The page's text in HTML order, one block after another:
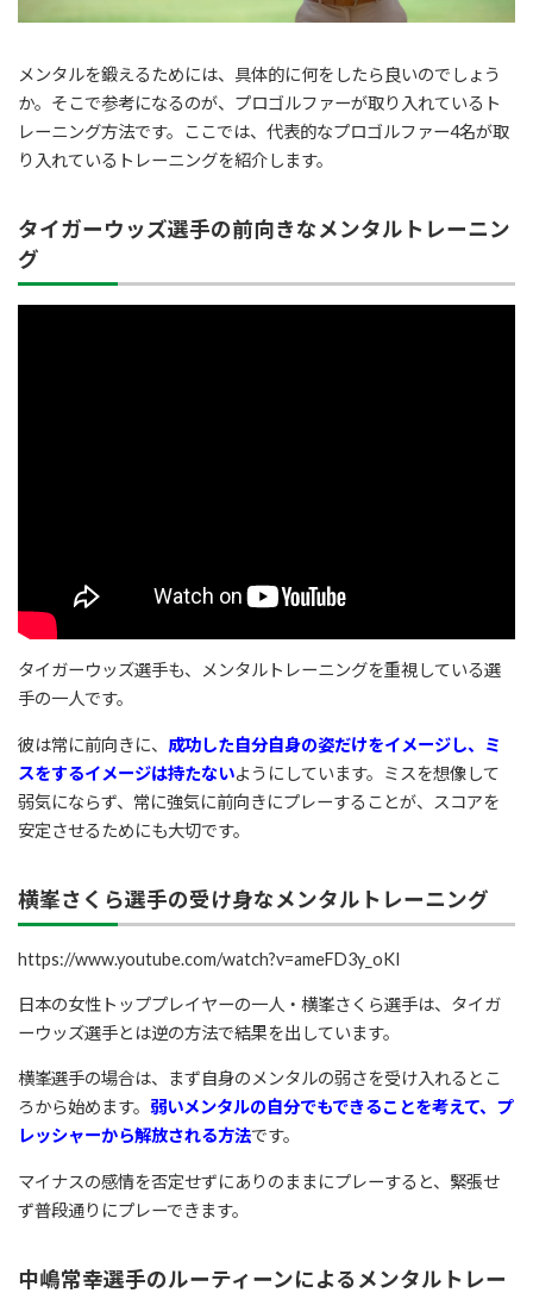
メンタルを鍛えるためには、具体的に何をしたら良いのでしょう
か。そこで参考になるのが、プロゴルファーが取り入れているト
レーニング方法です。ここでは、代表的なプロゴルファー4名が取
り入れているトレーニングを紹介します。
タイガーウッズ選手の前向きなメンタルトレーニン
グ
タイガーウッズ選手も、メンタルトレーニングを重視している選
手の一人です。
彼は常に前向きに、 成功した自分自身の姿だけをイメージし、ミ
スをするイメージは持たないようにしています。ミスを想像して
弱気にならず、常に強気に前向きにプレーすることが、スコアを
安定させるためにも大切です。
横峯さくら選手の受け身なメンタルトレーニング
https://www.youtube.com/watch?v=ameFD3y_oKI
日本の女性トッププレイヤーの一人・横峯さくら選手は、タイガ
ーウッズ選手とは逆の方法で結果を出しています。
横峯選手の場合は、まず自身のメンタルの弱さを受け入れるとこ
ろから始めます。 弱いメンタルの自分でもできることを考えて、プ
レッシャーから解放される方法です。
マイナスの感情を否定せずにありのままにプレーすると、緊張せ
ず普段通りにプレーできます。
中嶋常幸選手のルーティーンによるメンタルトレー